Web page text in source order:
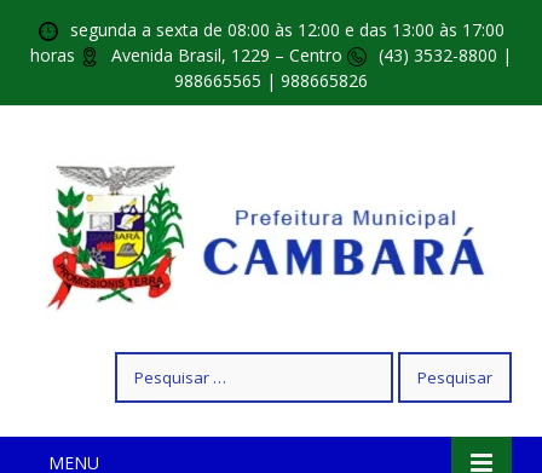
segunda a sexta de 08:00 às 12:00 e das 13:00 às 17:00
horas
Avenida Brasil, 1229 – Centro
(43) 3532-8800 |
988665565 | 988665826
por:
MENU